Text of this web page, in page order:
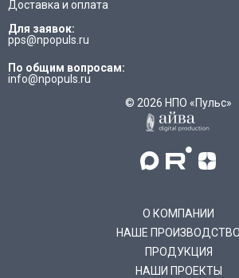
Доставка и оплата
Для заявок:
pps@npopuls.ru
По общим вопросам:
info@npopuls.ru
© 2026 НПО «Пульс»
О КОМПАНИИ
НАШЕ ПРОИЗВОДСТВО
ПРОДУКЦИЯ
НАШИ ПРОЕКТЫ